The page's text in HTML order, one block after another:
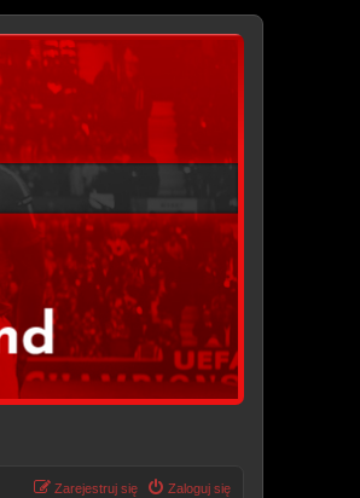
Zaloguj się
Zarejestruj się